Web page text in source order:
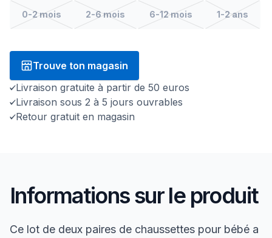
0-2 mois 2-6 mois 6-12 mois 1-2 ans
Trouve ton magasin
Livraison gratuite à partir de 50 euros
Livraison sous 2 à 5 jours ouvrables
Retour gratuit en magasin
Informations sur le produit
Ce lot de deux paires de chaussettes pour bébé a